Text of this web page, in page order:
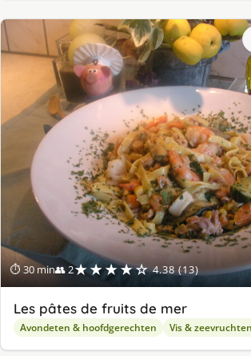
⏱ 30 min👥 2★★★★☆ 4.38 (13)
Les pâtes de fruits de mer
Avondeten & hoofdgerechten Vis & zeevruchten